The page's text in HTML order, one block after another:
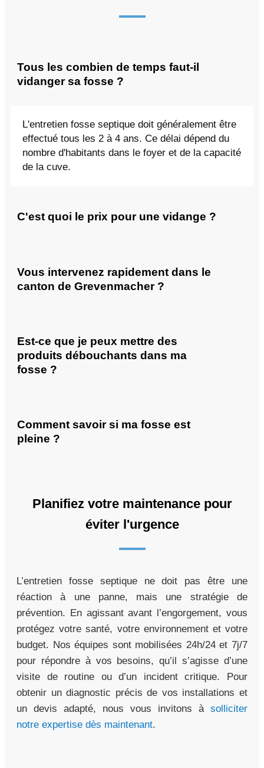
Tous les combien de temps faut-il
vidanger sa fosse ?
L'entretien fosse septique doit généralement être
effectué tous les 2 à 4 ans. Ce délai dépend du
nombre d'habitants dans le foyer et de la capacité
de la cuve.
C'est quoi le prix pour une vidange ?
Vous intervenez rapidement dans le
canton de Grevenmacher ?
Est-ce que je peux mettre des
produits débouchants dans ma
fosse ?
Comment savoir si ma fosse est
pleine ?
Planifiez votre maintenance pour
éviter l'urgence
L’entretien fosse septique ne doit pas être une
réaction à une panne, mais une stratégie de
prévention. En agissant avant l’engorgement, vous
protégez votre santé, votre environnement et votre
budget. Nos équipes sont mobilisées 24h/24 et 7j/7
pour répondre à vos besoins, qu’il s’agisse d’une
visite de routine ou d’un incident critique. Pour
obtenir un diagnostic précis de vos installations et
un devis adapté, nous vous invitons à solliciter
notre expertise dès maintenant.